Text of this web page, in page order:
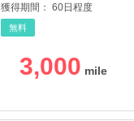
獲得期間： 60日程度
無料
3,000